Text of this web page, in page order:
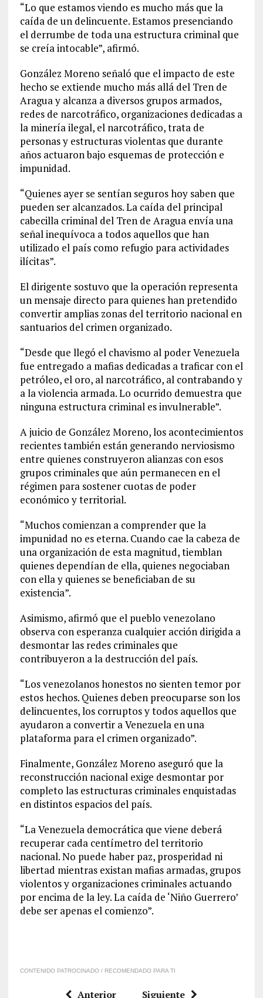
“Lo que estamos viendo es mucho más que la
caída de un delincuente. Estamos presenciando
el derrumbe de toda una estructura criminal que
se creía intocable”, afirmó.
González Moreno señaló que el impacto de este
hecho se extiende mucho más allá del Tren de
Aragua y alcanza a diversos grupos armados,
redes de narcotráfico, organizaciones dedicadas a
la minería ilegal, el narcotráfico, trata de
personas y estructuras violentas que durante
años actuaron bajo esquemas de protección e
impunidad.
“Quienes ayer se sentían seguros hoy saben que
pueden ser alcanzados. La caída del principal
cabecilla criminal del Tren de Aragua envía una
señal inequívoca a todos aquellos que han
utilizado el país como refugio para actividades
ilícitas”.
El dirigente sostuvo que la operación representa
un mensaje directo para quienes han pretendido
convertir amplias zonas del territorio nacional en
santuarios del crimen organizado.
“Desde que llegó el chavismo al poder Venezuela
fue entregado a mafias dedicadas a traficar con el
petróleo, el oro, al narcotráfico, al contrabando y
a la violencia armada. Lo ocurrido demuestra que
ninguna estructura criminal es invulnerable”.
A juicio de González Moreno, los acontecimientos
recientes también están generando nerviosismo
entre quienes construyeron alianzas con esos
grupos criminales que aún permanecen en el
régimen para sostener cuotas de poder
económico y territorial.
“Muchos comienzan a comprender que la
impunidad no es eterna. Cuando cae la cabeza de
una organización de esta magnitud, tiemblan
quienes dependían de ella, quienes negociaban
con ella y quienes se beneficiaban de su
existencia”.
Asimismo, afirmó que el pueblo venezolano
observa con esperanza cualquier acción dirigida a
desmontar las redes criminales que
contribuyeron a la destrucción del país.
“Los venezolanos honestos no sienten temor por
estos hechos. Quienes deben preocuparse son los
delincuentes, los corruptos y todos aquellos que
ayudaron a convertir a Venezuela en una
plataforma para el crimen organizado”.
Finalmente, González Moreno aseguró que la
reconstrucción nacional exige desmontar por
completo las estructuras criminales enquistadas
en distintos espacios del país.
“La Venezuela democrática que viene deberá
recuperar cada centímetro del territorio
nacional. No puede haber paz, prosperidad ni
libertad mientras existan mafias armadas, grupos
violentos y organizaciones criminales actuando
por encima de la ley. La caída de ‘Niño Guerrero’
debe ser apenas el comienzo”.
CONTENIDO PATROCINADO / RECOMENDADO PARA TI
Anterior Siguiente